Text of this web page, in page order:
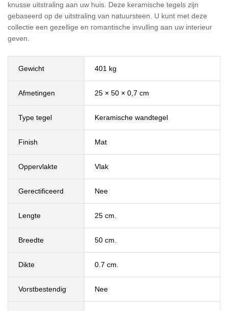
knusse uitstraling aan uw huis. Deze keramische tegels zijn
gebaseerd op de uitstraling van natuursteen. U kunt met deze
collectie een gezellige en romantische invulling aan uw interieur
geven.
Gewicht 401 kg
Afmetingen 25 × 50 × 0,7 cm
Type tegel Keramische wandtegel
Finish Mat
Oppervlakte Vlak
Gerectificeerd Nee
Lengte 25 cm.
Breedte 50 cm.
Dikte 0.7 cm.
Vorstbestendig Nee